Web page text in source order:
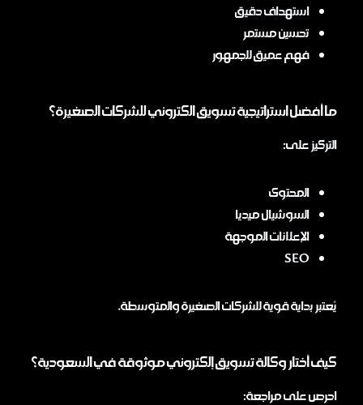
استهداف دقيق
تحسين مستمر
فهم عميق للجمهور
ما أفضل استراتيجية تسويق الكتروني للشركات الصغيرة؟
التركيز على:
المحتوى
السوشيال ميديا
الإعلانات الموجهة
SEO
يُعتبر بداية قوية للشركات الصغيرة والمتوسطة.
كيف أختار وكالة تسويق إلكتروني موثوقة في السعودية؟
احرص على مراجعة: